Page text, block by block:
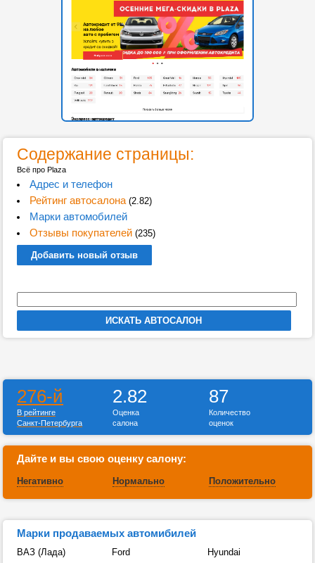
Содержание страницы:
Всё про Plaza
Адрес и телефон
Рейтинг автосалона(2.82)
Марки автомобилей
Отзывы покупателей(235)
Добавить новый отзыв
276-й
В рейтинге
Санкт-Петербурга
2.82
Оценка
салона
87
Количество
оценок
Дайте и вы свою оценку салону:
Негативно Нормально Положительно
Марки продаваемых автомибилей
ВАЗ (Лада) Ford Hyundai